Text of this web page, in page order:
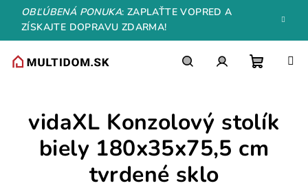
Prejsť
obsah
OBĽÚBENÁ PONUKA: ZAPLAŤTE VOPRED A
ZÍSKAJTE DOPRAVU ZDARMA!
košík
vidaXL Konzolový stolík
biely 180x35x75,5 cm
tvrdené sklo